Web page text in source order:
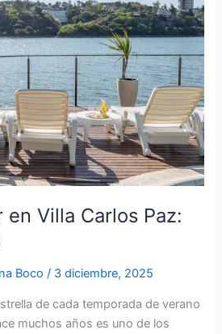
Villa Carlos Paz:
Boco/ 3 diciembre, 2025
de cada temporada de verano
muchos años es uno de los